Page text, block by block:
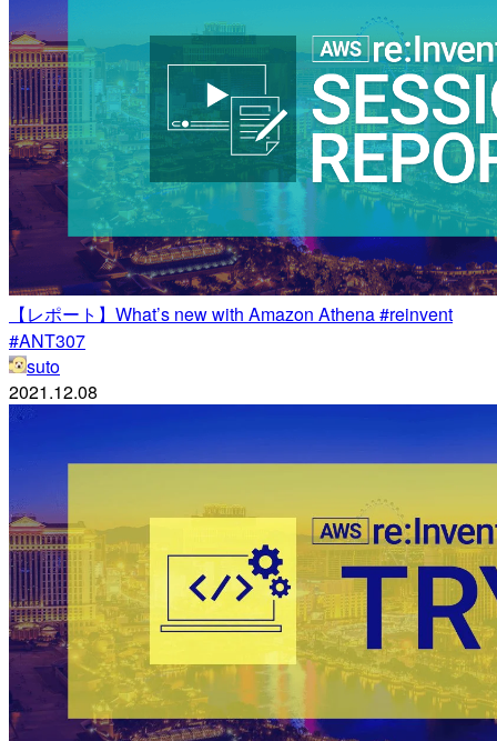
【レポート】What’s new with Amazon Athena #reinvent
#ANT307
suto
2021.12.08